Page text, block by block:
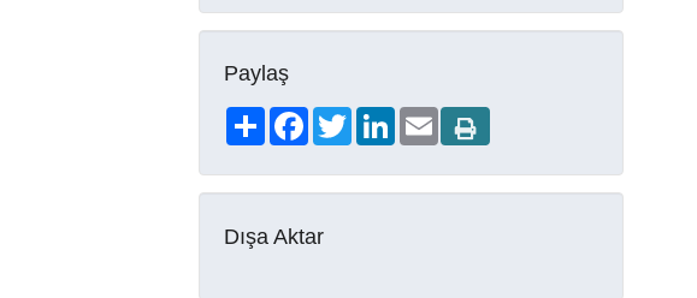
Paylaş
ShareFacebookTwitterLinkedIn
Email
Dışa Aktar